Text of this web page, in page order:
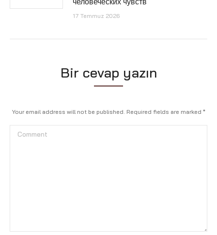
17 Temmuz 2026
Bir cevap yazın
Your email address will not be published. Required fields are marked *
Comment